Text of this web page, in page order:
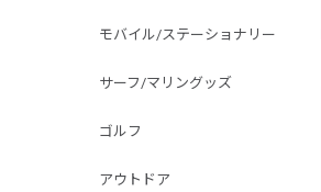
モバイル/ステーショナリー
サーフ/マリングッズ
ゴルフ
アウトドア